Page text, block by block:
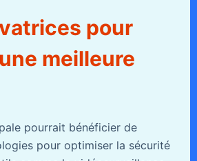
pour
meilleure
pourrait bénéficier de
pour optimiser la sécurité